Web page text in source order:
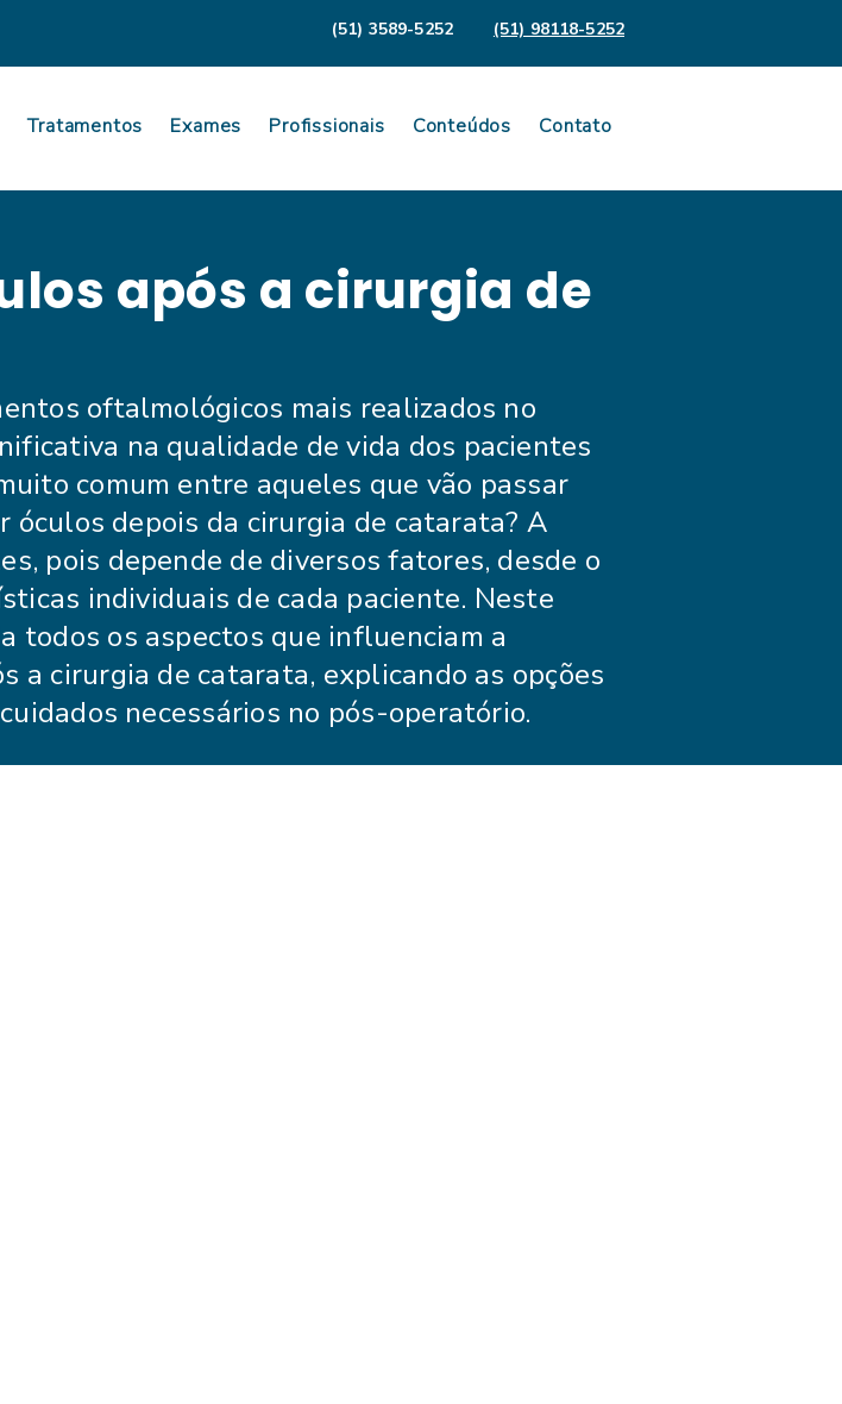
(51) 3589-5252 (51) 98118-5252
Tratamentos Exames Profissionais Conteúdos Contato
após a cirurgia de
oftalmológicos mais realizados no
na qualidade de vida dos pacientes
comum entre aqueles que vão passar
óculos depois da cirurgia de catarata? A
pois depende de diversos fatores, desde o
individuais de cada paciente. Neste
todos os aspectos que influenciam a
a cirurgia de catarata, explicando as opções
necessários no pós-operatório.